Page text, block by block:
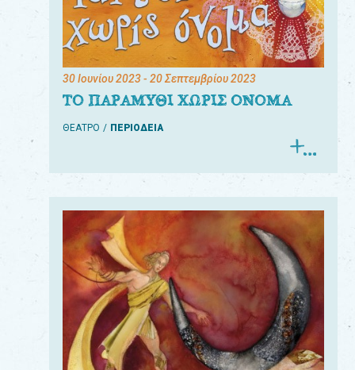
30 Ιουνίου 2023- 20 Σεπτεμβρίου 2023
ΤΟ ΠΑΡΑΜΥΘΙ ΧΩΡΙΣ ΟΝΟΜΑ
ΘΕΑΤΡΟ ΠΕΡΙΟΔΕΙΑ